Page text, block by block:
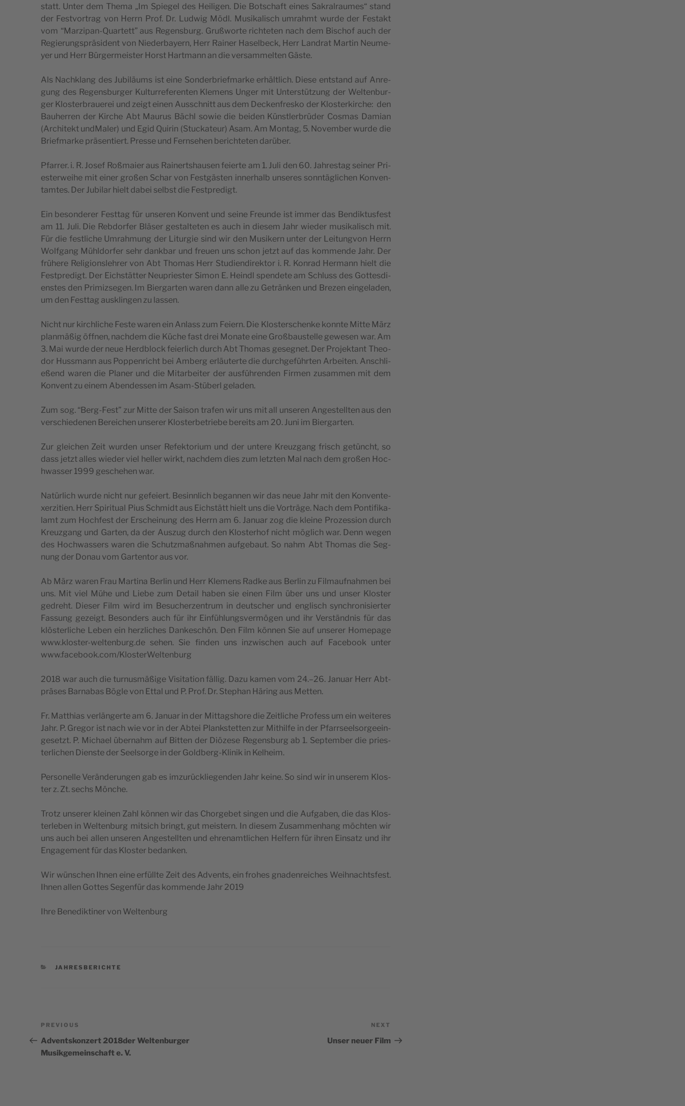
statt. Unter dem Thema „Im Spi­e­gel des Hei­li­gen. Die Bot­sc­ha­ft eines Sakral­ra­u­mes“ stand
der Fest­vor­trag von Herrn Prof. Dr. Ludwig Mödl. Musi­ka­li­sch umra­hmt wur­de der Fes­takt
vom “Mar­zi­pan-Quar­tett” aus Regen­s­burg. Gru­ßwor­te ric­hte­ten nach dem Bisc­hof auch der
Regi­e­rung­s­präs­ident von Nie­der­ba­yern, Herr Rai­ner Hasel­beck, Herr Lan­drat Mar­tin Neu­me­
yer und Herr Bür­ger­me­i­s­ter Horst Hart­mann an die ver­sam­mel­ten Gäste.
Als Nac­hklang des Jubi­läums ist eine Son­der­bri­ef­mar­ke erhäl­tlich. Die­se ent­s­tand auf Anre­
gung des Regen­s­bur­ger Kul­tu­rre­fe­ren­ten Kle­mens Unger mit Unter­s­tüt­zung der Wel­ten­bur­
ger Klo­s­ter­bra­u­e­rei und zeigt einen Aus­sc­hnitt aus dem Dec­ken­fre­s­ko der Klo­s­ter­kirc­he: den
Bau­he­rren der Kirc­he Abt Mau­rus Bäc­hl sowie die bei­den Kün­stler­brüder Cos­mas Dami­an
(Arc­hi­tekt und­Ma­ler) und Egid Qui­rin (Stuc­ka­te­ur) Asam. Am Mon­tag, 5. Novem­ber wur­de die
Bri­ef­mar­ke präsen­ti­ert. Pres­se und Fern­se­hen beric­hte­ten darüber.
Pfa­rrer. i. R. Josef Roßma­i­er aus Rai­nerts­ha­u­sen fei­er­te am 1. Juli den 60. Jahre­s­tag sei­ner Pri­
e­s­te­rwe­i­he mit einer gro­ßen Schar von Fest­gäs­ten inner­halb unse­res sonn­täglic­hen Kon­ven­
tam­tes. Der Jubi­l­ar hielt dabei selbst die Festpredigt.
Ein beson­de­rer Fest­tag für unse­ren Kon­vent und sei­ne Fre­un­de ist immer das Ben­dik­tu­s­fest
am 11. Juli. Die Reb­dor­fer Bläser ges­tal­te­ten es auch in die­sem Jahr wie­der musi­ka­li­sch mit.
Für die fes­tlic­he Umra­hmung der Litur­gie sind wir den Musi­kern unter der Lei­tun­g­von Herrn
Wolf­gang Mühl­dor­fer sehr dank­bar und fre­u­en uns schon jetzt auf das kom­mende Jahr. Der
frühe­re Reli­gi­ons­le­hrer von Abt Tho­mas Herr Stu­di­en­di­rek­tor i. R. Kon­rad Her­mann hielt die
Fest­pre­digt. Der Eic­hs­tät­ter Neu­pri­e­s­ter Simon E. Heindl spen­d­ete am Schluss des Got­tes­di­
en­stes den Pri­miz­se­gen. Im Bier­gar­ten waren dann alle zu Geträn­ken und Bre­zen ein­ge­la­den,
um den Fest­tag aus­klin­gen zu lassen.
Nic­ht nur kirc­hlic­he Fes­te waren ein Anlass zum Fei­ern. Die Klo­s­ter­sc­hen­ke konn­te Mit­te März
pla­n­mäßig öffnen, nac­hdem die Küc­he fast drei Mona­te eine Gro­ßba­u­s­tel­le gewe­sen war. Am
3. Mai wur­de der neue Herd­block fei­er­lich durch Abt Tho­mas gese­g­net. Der Pro­jek­tant The­o­
dor Huss­mann aus Poppen­ric­ht bei Amberg erläu­ter­te die durc­hge­führ­ten Arbe­i­ten. Ansc­hli­
e­ßend waren die Pla­ner und die Mitar­be­i­ter der aus­führen­den Fir­men zusam­men mit dem
Kon­vent zu einem Aben­des­sen im Asam-Stüberl geladen.
Zum sog. “Berg-Fest” zur Mit­te der Sai­son tra­fen wir uns mit all unse­ren Ange­s­tellten aus den
ver­sc­hi­e­de­nen Bere­ic­hen unse­rer Klo­s­ter­be­tri­e­be bere­its am 20. Juni im Biergarten.
Zur gle­ic­hen Zeit wur­den unser Refek­to­ri­um und der unte­re Kre­uz­gang fri­sch getünc­ht, so
dass jetzt alles wie­der viel hel­ler wirkt, nac­hdem dies zum letz­ten Mal nach dem gro­ßen Hoc­
hwas­ser 1999 gesc­he­hen war.
Natür­lich wur­de nic­ht nur gefe­i­ert. Besinn­lich began­nen wir das neue Jahr mit den Kon­ven­te­
xer­zi­ti­en. Herr Spi­ri­tu­al Pius Schmidt aus Eic­hs­tätt hielt uns die Vor­träge. Nach dem Pon­tifi­ka­
lamt zum Hoc­hfest der Ersc­he­i­nung des Herrn am 6. Janu­ar zog die kle­i­ne Pro­zes­si­on durch
Kre­uz­gang und Gar­ten, da der Aus­zug durch den Klo­s­ter­hof nic­ht möglich war. Denn wegen
des Hoc­hwas­sers waren die Schutz­ma­ßna­hmen auf­ge­ba­ut. So nahm Abt Tho­mas die Seg­
nung der Donau vom Gar­ten­tor aus vor.
Ab März waren Frau Mar­ti­na Ber­lin und Herr Kle­mens Rad­ke aus Ber­lin zu Fil­ma­uf­na­hmen bei
uns. Mit viel Mühe und Lie­be zum Deta­il haben sie einen Film über uns und unser Klo­s­ter
gedre­ht. Die­ser Film wird im Besuc­her­zen­trum in deut­sc­her und engli­sch sync­hro­ni­si­er­ter
Fas­sung geze­igt. Beson­ders auch für ihr Ein­fühlung­s­ver­mögen und ihr Ver­s­tänd­nis für das
klös­ter­lic­he Leben ein herz­lic­hes Dan­ke­sc­hön. Den Film kön­nen Sie auf unse­rer Home­pa­ge
www.kloster-weltenburg.de sehen. Sie fin­den uns inzwi­sc­hen auch auf Face­bo­ok unter
www.facebook.com/KlosterWeltenburg
2018 war auch die tur­nus­mäß­ige Visi­ta­ti­on fäl­lig. Dazu kamen vom 24.–26. Janu­ar Herr Abt­
präses Bar­na­bas Bögle von Ettal und P. Prof. Dr. Step­han Häring aus Metten.
Fr. Matt­hi­as ver­län­ger­te am 6. Janu­ar in der Mit­tags­ho­re die Zei­tlic­he Pro­fess um ein wei­te­res
Jahr. P. Gre­gor ist nach wie vor in der Abtei Plank­s­tet­ten zur Mit­hil­fe in der Pfa­rr­se­el­sor­ge­e­in­
ge­setzt. P. Mic­ha­el über­na­hm auf Bit­ten der Diöze­se Regen­s­burg ab 1. Sep­tem­ber die pri­e­s­
ter­lic­hen Dien­ste der Seel­sor­ge in der Gold­berg-Kli­nik in Kelheim.
Per­so­nel­le Verän­de­run­gen gab es imzu­rüc­kli­e­gen­den Jahr kei­ne. So sind wir in unse­rem Klo­s­
ter z. Zt. sec­hs Mönche.
Trotz unse­rer kle­i­nen Zahl kön­nen wir das Chor­ge­bet sin­gen und die Auf­ga­ben, die das Klo­s­
ter­l­eben in Wel­ten­burg mit­sich bringt, gut mei­s­tern. In die­sem Zusam­men­hang möc­hten wir
uns auch bei allen unse­ren Ange­s­tellten und ehre­nam­tlic­hen Hel­fern für ihren Ein­satz und ihr
Enga­ge­ment für das Klo­s­ter bedanken.
Wir wün­sc­hen Ihnen eine erfüllte Zeit des Advents, ein fro­hes gna­den­re­ic­hes Wei­hnac­ht­s­fest.
Ihnen allen Got­tes Segen­für das kom­mende Jahr 2019
Ihre Bene­dik­ti­ner von Weltenburg
CATEGORIES
JAHRESBERICHTE
Post
navigation
Previous
Post
PREVIOUS
Adventskonzert 2018der Weltenburger
Musikgemeinschaft e. V.
Post
NEXT
Unser neuer Film